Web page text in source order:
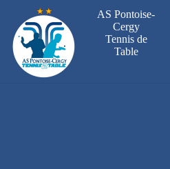
contenu
AS Pontoise-
Cergy
Tennis de
Table